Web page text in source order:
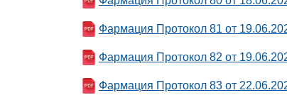
Фармация Протокол 81 от
Фармация Протокол 82 от
Фармация Протокол 83 от